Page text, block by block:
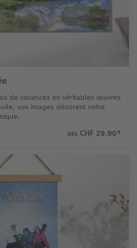
de vacances en véritables œuvres
vos images décorent votre
dès CHF 29.90*